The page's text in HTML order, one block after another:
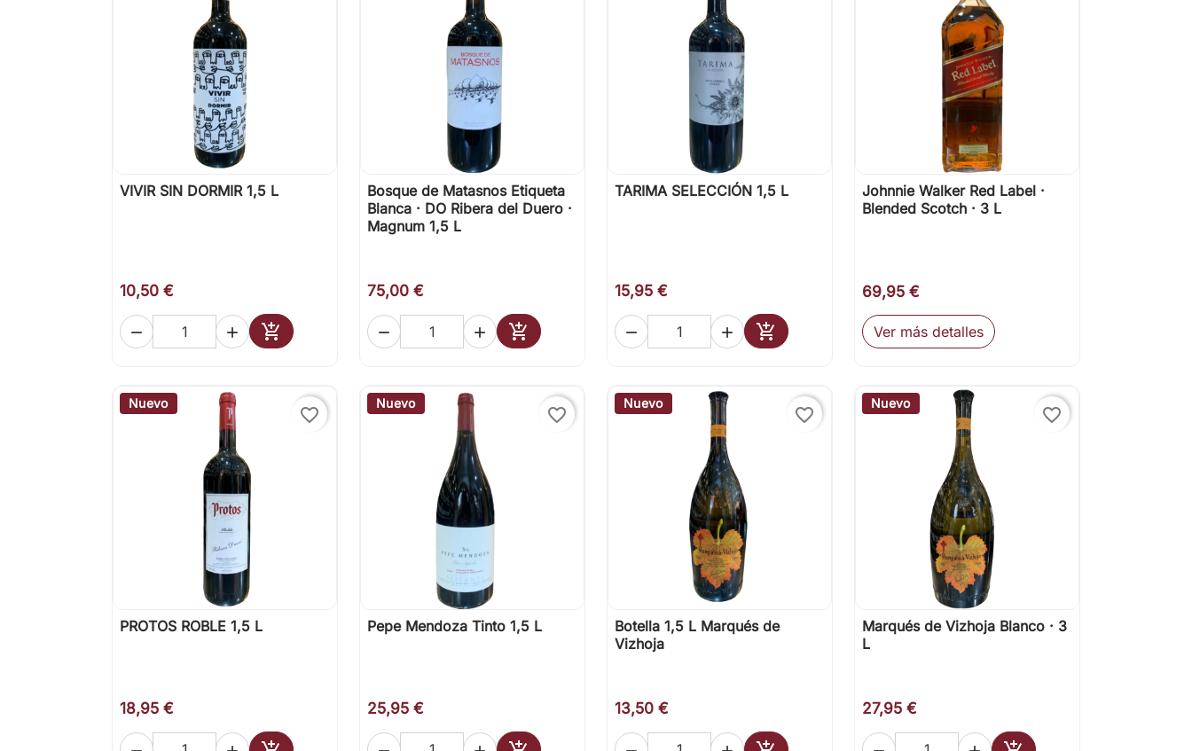
 Vista rápida
VIVIR SIN DORMIR 1,5 L
10,50 €
  
Añadir al carrito
 Vista rápida
Bosque de Matasnos Etiqueta
Blanca · DO Ribera del Duero ·
Magnum 1,5 L
75,00 €
  
Añadir al carrito
 Vista rápida
TARIMA SELECCIÓN 1,5 L
15,95 €
  
Añadir al carrito
 Vista rápida
Johnnie Walker Red Label ·
Blended Scotch · 3 L
69,95 €
Ver más detalles
Nuevo
favorite_border
 Vista rápida
PROTOS ROBLE 1,5 L
18,95 €
Nuevo
favorite_border
 Vista rápida
Pepe Mendoza Tinto 1,5 L
25,95 €
Nuevo
favorite_border
 Vista rápida
Botella 1,5 L Marqués de
Vizhoja
13,50 €
Nuevo
favorite_border
 Vista rápida
Marqués de Vizhoja Blanco · 3
L
27,95 €